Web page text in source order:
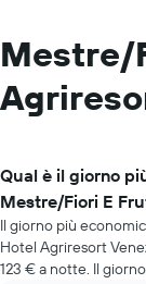
Mestre/
Qual è il giorno
Mestre/Fiori E
Il giorno più
Hotel Agriresort
123 € a notte. Il